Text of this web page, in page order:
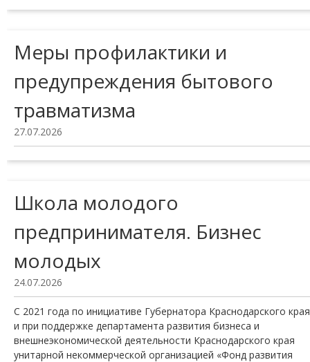
Меры профилактики и
предупреждения бытового
травматизма
27.07.2026
Школа молодого
предпринимателя. Бизнес
молодых
24.07.2026
С 2021 года по инициативе Губернатора Краснодарского края
и при поддержке департамента развития бизнеса и
внешнеэкономической деятельности Краснодарского края
унитарной некоммерческой организацией «Фонд развития